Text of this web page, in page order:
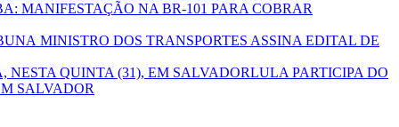
MANIFESTAÇÃO NA BR-101 PARA COBRAR
MINISTRO DOS TRANSPORTES ASSINA EDITAL DE
LULA PARTICIPA DO
SALVADOR